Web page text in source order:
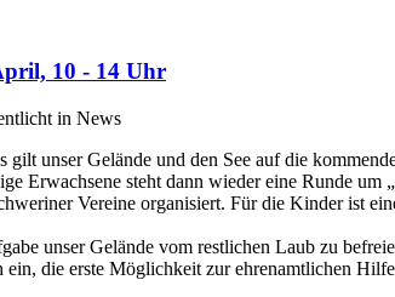
10 - 14 Uhr
in News
unser Gelände und den See auf die
Erwachsene steht dann wieder eine Runde
Vereine organisiert. Für die Kinder ist
unser Gelände vom restlichen Laub zu
ein, die erste Möglichkeit zur ehrenamtlichen